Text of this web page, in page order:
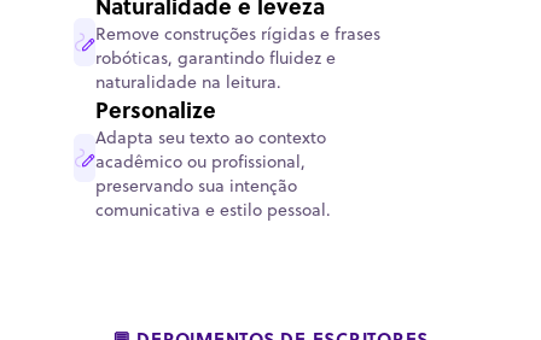
Remove construções rígidas e frases
robóticas, garantindo fluidez e
naturalidade na leitura.
Personalize
Adapta seu texto ao contexto
acadêmico ou profissional,
preservando sua intenção
comunicativa e estilo pessoal.